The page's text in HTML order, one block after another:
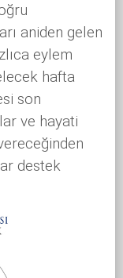
aniden gelen
eylem
hafta
son
ve hayati
destek